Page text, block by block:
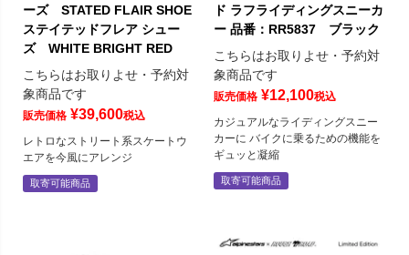
ーズ STATED FLAIR SHOE
ステイテッドフレア シュー
ズ WHITE BRIGHT RED
こちらはお取りよせ・予約対
象商品です
販売価格 ¥39,600税込
レトロなストリート系スケートウ
エアを今風にアレンジ
取寄可能商品
ド ラフライディングスニーカ
ー 品番：RR5837 ブラック
こちらはお取りよせ・予約対
象商品です
販売価格 ¥12,100税込
カジュアルなライディングスニー
カーに バイクに乗るための機能を
ギュッと凝縮
取寄可能商品